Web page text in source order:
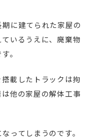
に建てられた家屋の
いるうえに、廃棄物
。
載したトラックは拘
他の家屋の解体工事
ってしまうのです。